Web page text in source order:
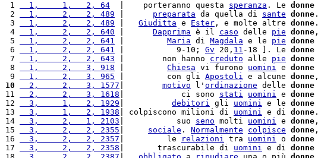
1
  1,     1,   2, 64
  |    porteranno questa
speranza . Le donne
2
  1,     2,   2, 489
preparata da quella di sante donne
3
  1,     2,   2, 489
Giuditta e Ester , e molte altre donne
4
  1,     2,   2, 640
Dapprima è il caso delle pie donne
5
  1,     2,   2, 641
Maria di Magdala e le pie donne
6
  1,     2,   2, 641
|           9-10; Gv 20, 11 -18 ]. Le donne
7
  1,     2,   2, 643
|        non hanno creduto alle pie donne
8
  1,     2,   3, 918
Chiesa vi furono uomini e donne
9
  1,     2,   3, 965
|         con gli Apostoli e alcune donne
10
  2,     2,   3, 1577
motivo l' ordinazione delle donne
11
  2,     2,   3, 1618
|            ci sono stati uomini e donne
12
  3,     1,   2, 1929
debitori gli uomini e le donne
13
  3,     1,   2, 1938
| colpiscono milioni di uomini e di donne
14
  3,     2,   1, 2103
|           suo seno molti uomini e donne
15
  3,     2,   2, 2355
sociale . Normalmente colpisce donne
16
  3,     2,   2, 2357
|         le relazioni tra uomini o donne
17
  3,     2,   2, 2358
|       trascurabile di uomini e di donne